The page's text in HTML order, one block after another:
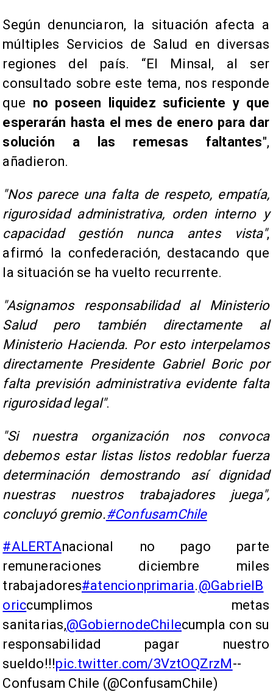
Según denunciaron, la situación afecta a
múltiples Servicios de Salud en diversas
regiones del país. “El Minsal, al ser
consultado sobre este tema, nos responde
que no poseen liquidez suficiente y que
esperarán hasta el mes de enero para dar
solución a las remesas faltantes",
añadieron.
"Nos parece una falta de respeto, empatía,
rigurosidad administrativa, orden interno y
capacidad gestión nunca antes vista",
afirmó la confederación, destacando que
la situación se ha vuelto recurrente.
"Asignamos responsabilidad al Ministerio
Salud pero también directamente al
Ministerio Hacienda. Por esto interpelamos
directamente Presidente Gabriel Boric por
falta previsión administrativa evidente falta
rigurosidad legal".
"Si nuestra organización nos convoca
debemos estar listas listos redoblar fuerza
determinación demostrando así dignidad
nuestras nuestros trabajadores juega",
concluyó gremio.#ConfusamChile
#ALERTAnacional no pago parte
remuneraciones diciembre miles
trabajadores#atencionprimaria.@GabrielB
oriccumplimos metas
sanitarias,@GobiernodeChilecumpla con su
responsabilidad pagar nuestro
sueldo!!!pic.twitter.com/3VztOQZrzM --
Confusam Chile (@ConfusamChile)